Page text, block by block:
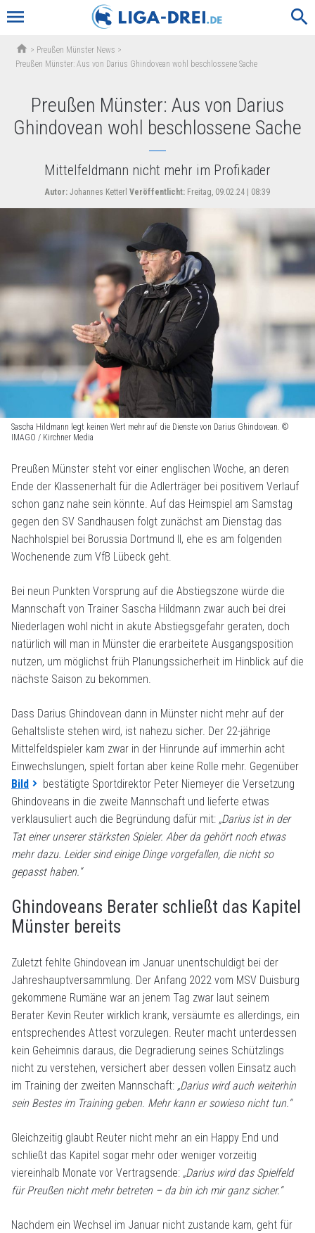
menu search
home > Preußen Münster News >
Preußen Münster: Aus von Darius Ghindovean wohl beschlossene Sache
Preußen Münster: Aus von Darius
Ghindovean wohl beschlossene Sache
Mittelfeldmann nicht mehr im Profikader
Autor: Johannes Ketterl Veröffentlicht: Freitag, 09.02.24 | 08:39
Sascha Hildmann legt keinen Wert mehr auf die Dienste von Darius Ghindovean. ©
IMAGO / Kirchner Media
Preußen Münster steht vor einer englischen Woche, an deren
Ende der Klassenerhalt für die Adlerträger bei positivem Verlauf
schon ganz nahe sein könnte. Auf das Heimspiel am Samstag
gegen den SV Sandhausen folgt zunächst am Dienstag das
Nachholspiel bei Borussia Dortmund II, ehe es am folgenden
Wochenende zum VfB Lübeck geht.
Bei neun Punkten Vorsprung auf die Abstiegszone würde die
Mannschaft von Trainer Sascha Hildmann zwar auch bei drei
Niederlagen wohl nicht in akute Abstiegsgefahr geraten, doch
natürlich will man in Münster die erarbeitete Ausgangsposition
nutzen, um möglichst früh Planungssicherheit im Hinblick auf die
nächste Saison zu bekommen.
Dass Darius Ghindovean dann in Münster nicht mehr auf der
Gehaltsliste stehen wird, ist nahezu sicher. Der 22-jährige
Mittelfeldspieler kam zwar in der Hinrunde auf immerhin acht
Einwechslungen, spielt fortan aber keine Rolle mehr. Gegenüber
Bild
bestätigte Sportdirektor Peter Niemeyer die Versetzung
Ghindoveans in die zweite Mannschaft und lieferte etwas
verklausuliert auch die Begründung dafür mit: „Darius ist in der
Tat einer unserer stärksten Spieler. Aber da gehört noch etwas
mehr dazu. Leider sind einige Dinge vorgefallen, die nicht so
gepasst haben.“
Ghindoveans Berater schließt das Kapitel
Münster bereits
Zuletzt fehlte Ghindovean im Januar unentschuldigt bei der
Jahreshauptversammlung. Der Anfang 2022 vom MSV Duisburg
gekommene Rumäne war an jenem Tag zwar laut seinem
Berater Kevin Reuter wirklich krank, versäumte es allerdings, ein
entsprechendes Attest vorzulegen. Reuter macht unterdessen
kein Geheimnis daraus, die Degradierung seines Schützlings
nicht zu verstehen, versichert aber dessen vollen Einsatz auch
im Training der zweiten Mannschaft: „Darius wird auch weiterhin
sein Bestes im Training geben. Mehr kann er sowieso nicht tun.“
Gleichzeitig glaubt Reuter nicht mehr an ein Happy End und
schließt das Kapitel sogar mehr oder weniger vorzeitig
viereinhalb Monate vor Vertragsende: „Darius wird das Spielfeld
für Preußen nicht mehr betreten – da bin ich mir ganz sicher.“
Nachdem ein Wechsel im Januar nicht zustande kam, geht für